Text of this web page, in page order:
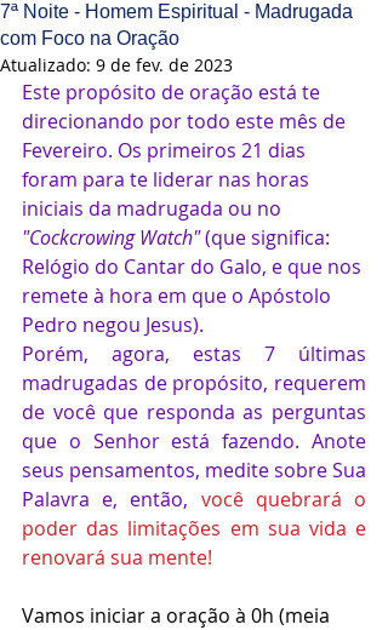
7ª Noite - Homem Espiritual - Madrugada
com Foco na Oração
Atualizado: 9 de fev. de 2023
Este propósito de oração está te
direcionando por todo este mês de
Fevereiro. Os primeiros 21 dias
foram para te liderar nas horas
iniciais da madrugada ou no
"Cockcrowing Watch" (que significa:
Relógio do Cantar do Galo, e que nos
remete à hora em que o Apóstolo
Pedro negou Jesus).
Porém, agora, estas 7 últimas
madrugadas de propósito, requerem
de você que responda as perguntas
que o Senhor está fazendo. Anote
seus pensamentos, medite sobre Sua
Palavra e, então, você quebrará o
poder das limitações em sua vida e
renovará sua mente!
Vamos iniciar a oração à 0h (meia